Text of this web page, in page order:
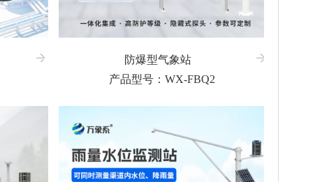
防爆型气象站
产品型号：WX-FBQ2